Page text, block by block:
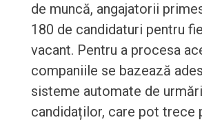
de muncă, angajatorii
180 de candidaturi pentru
vacant. Pentru a procesa
companiile se bazează
sisteme automate de
candidaților, care pot trece